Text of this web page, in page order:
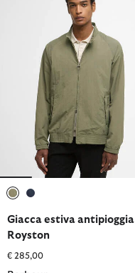
Giacca estiva antipioggia
Royston
€ 285,00